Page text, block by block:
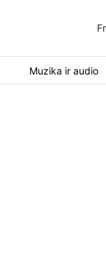
Muzika ir audio